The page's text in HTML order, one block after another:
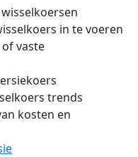
in te voeren
vaste
trends
kosten en